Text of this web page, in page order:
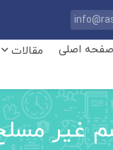
صفحه اصلی مقالات
غیر